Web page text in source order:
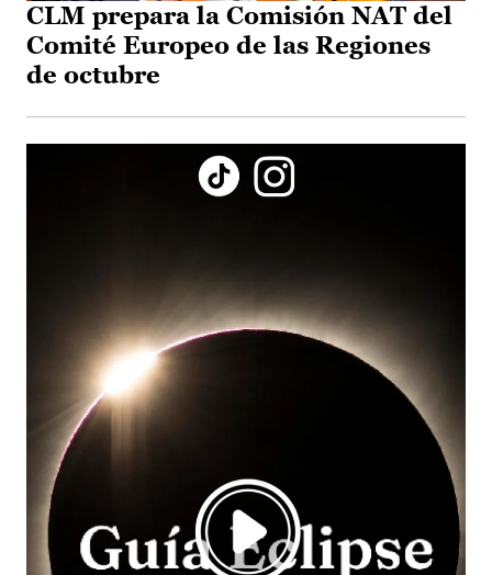
CLM prepara la Comisión NAT del
Comité Europeo de las Regiones
de octubre